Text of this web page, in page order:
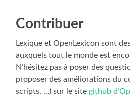
Contribuer
Lexique et OpenLexicon sont
auxquels tout le monde est
N’hésitez pas à poser des
proposer des améliorations du
scripts, …) sur le site github